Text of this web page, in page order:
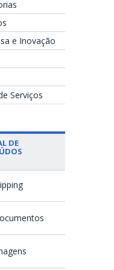
e Inovação
Serviços
DE